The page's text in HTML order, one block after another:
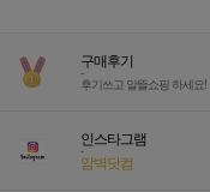
구매후기
-
후기쓰고 알뜰쇼핑 하세요!
인스타그램
-
암벽닷컴